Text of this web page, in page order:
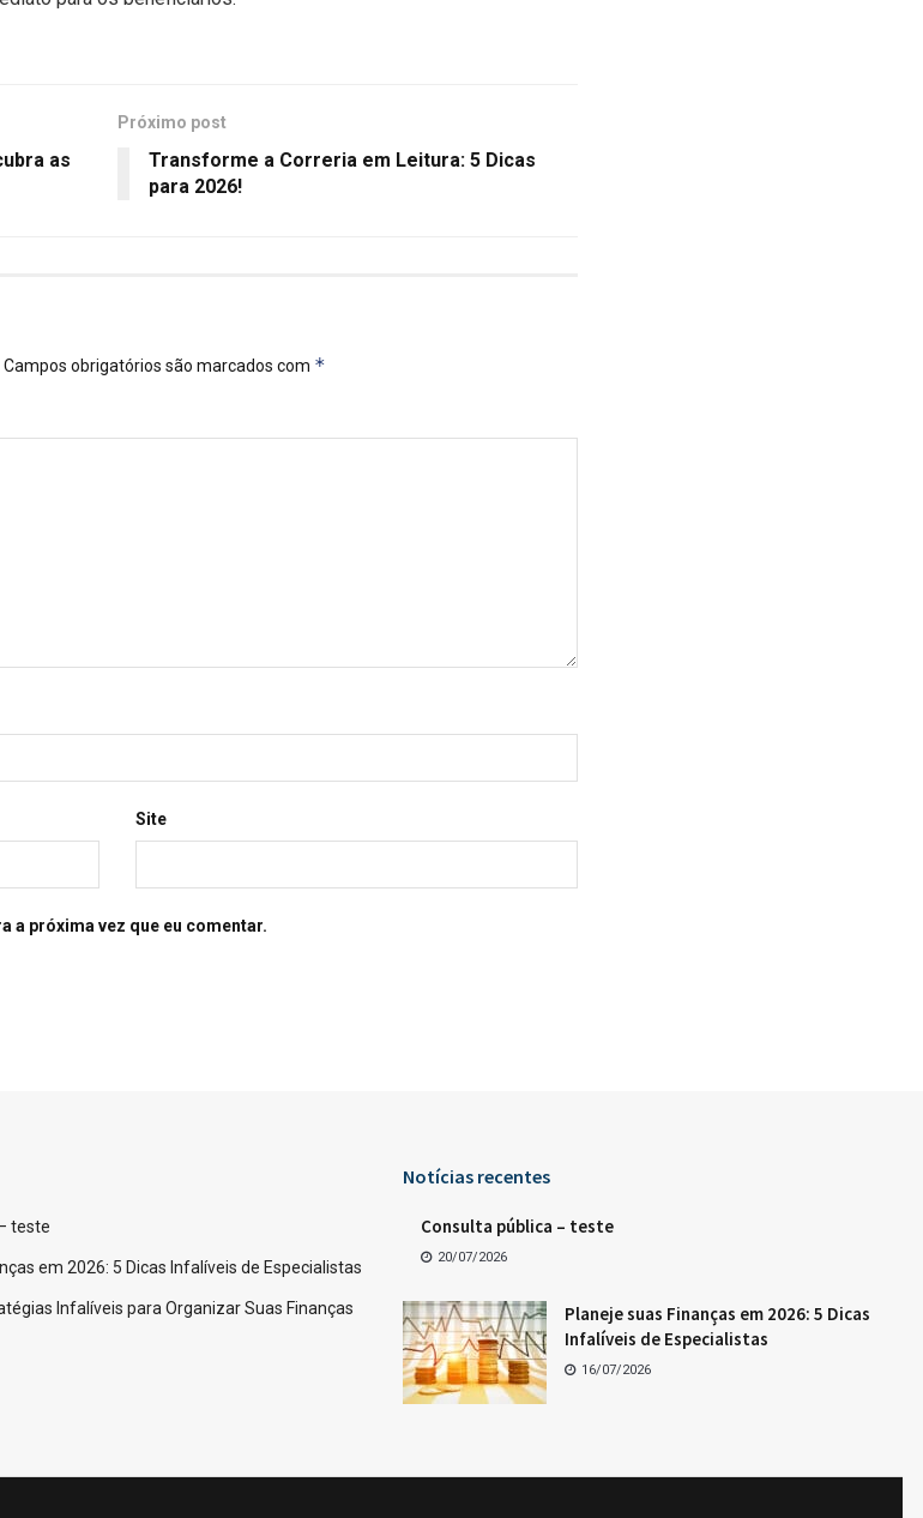
as
Próximo post
Transforme a Correria em Leitura: 5 Dicas
para 2026!
Campos obrigatórios são marcados com *
Site
a próxima vez que eu comentar.
teste
em 2026: 5 Dicas Infalíveis de Especialistas
Infalíveis para Organizar Suas Finanças
Notícias recentes
Consulta pública – teste
20/07/2026
Planeje suas Finanças em 2026: 5 Dicas
Infalíveis de Especialistas
16/07/2026